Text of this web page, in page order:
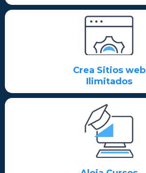
Crea Sitios web
Ilimitados